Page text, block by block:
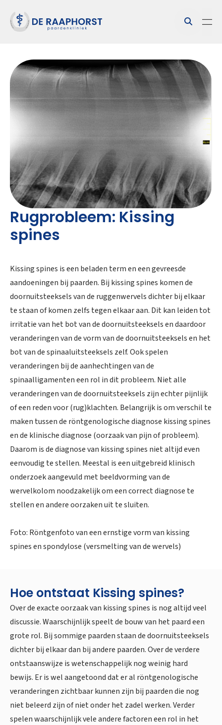
Rugprobleem: Kissing
spines
Kissing spines is een beladen term en een gevreesde
aandoeningen bij paarden. Bij kissing spines komen de
doornuitsteeksels van de ruggenwervels dichter bij elkaar
te staan of komen zelfs tegen elkaar aan. Dit kan leiden tot
irritatie van het bot van de doornuitsteeksels en daardoor
veranderingen van de vorm van de doornuitsteeksels en het
bot van de spinaaluitsteeksels zelf. Ook spelen
veranderingen bij de aanhechtingen van de
spinaalligamenten een rol in dit probleem. Niet alle
veranderingen van de doornuitsteeksels zijn echter pijnlijk
of een reden voor (rug)klachten. Belangrijk is om verschil te
maken tussen de röntgenologische diagnose kissing spines
en de klinische diagnose (oorzaak van pijn of probleem).
Daarom is de diagnose van kissing spines niet altijd even
eenvoudig te stellen. Meestal is een uitgebreid klinisch
onderzoek aangevuld met beeldvorming van de
wervelkolom noodzakelijk om een correct diagnose te
stellen en andere oorzaken uit te sluiten.
Foto: Röntgenfoto van een ernstige vorm van kissing
spines en spondylose (versmelting van de wervels)
Hoe ontstaat Kissing spines?
Over de exacte oorzaak van kissing spines is nog altijd veel
discussie. Waarschijnlijk speelt de bouw van het paard een
grote rol. Bij sommige paarden staan de doornuitsteeksels
dichter bij elkaar dan bij andere paarden. Over de verdere
ontstaanswijze is wetenschappelijk nog weinig hard
bewijs. Er is wel aangetoond dat er al röntgenologische
veranderingen zichtbaar kunnen zijn bij paarden die nog
niet beleerd zijn of niet onder het zadel werken. Verder
spelen waarschijnlijk vele andere factoren een rol in het